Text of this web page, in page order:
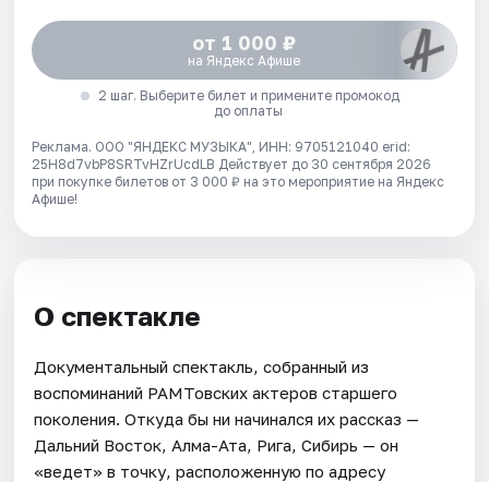
от 1 000 ₽
на Яндекс Афише
2 шаг. Выберите билет и примените промокод
до оплаты
Реклама. ООО "ЯНДЕКС МУЗЫКА", ИНН: 9705121040 erid:
25H8d7vbP8SRTvHZrUcdLB Действует до 30 сентября 2026
при покупке билетов от 3 000 ₽ на это мероприятие на Яндекс
Афише!
О спектакле
Документальный спектакль, собранный из
воспоминаний РАМТовских актеров старшего
поколения. Откуда бы ни начинался их рассказ —
Дальний Восток, Алма-Ата, Рига, Сибирь — он
«ведет» в точку, расположенную по адресу